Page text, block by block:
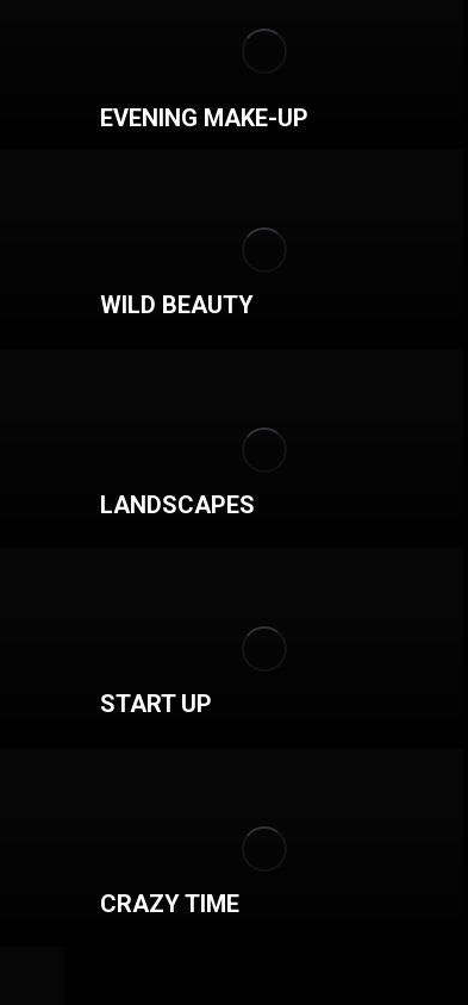
EVENING MAKE-UP
WILD BEAUTY
LANDSCAPES
START UP
CRAZY TIME